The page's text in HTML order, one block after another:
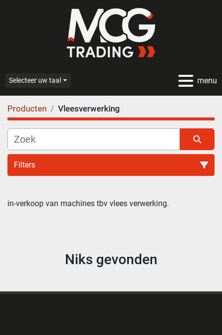
menu
Selecteer uw taal
Producten Vleesverwerking
Filters
in-verkoop van machines tbv vlees verwerking.
Niks gevonden